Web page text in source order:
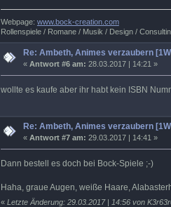
Webpage: www.bock-creation.com
Rollenspiele / Romane / Musik / Design /
Re: Ambeth, Animes verzaubern
«Antwort #6 am: 28.03.2017 | 14:21 »
wollte es kaufe aber ihr habt kein ISBN
Re: Ambeth, Animes verzaubern
«Antwort #7 am: 29.03.2017 | 14:41 »
Dann bestell es doch bei Bock-Spiele ;-)
Haha, graue Augen, weiße Haare,
« Letzte Änderung: 29.03.2017 | 14:56 von